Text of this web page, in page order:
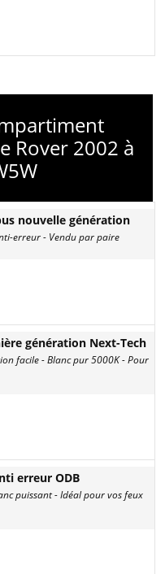
Rover 2002 à
nouvelle génération
erreur - Vendu par paire
génération Next-Tech
facile - Blanc pur 5000K - Pour
erreur ODB
puissant - Idéal pour vos feux